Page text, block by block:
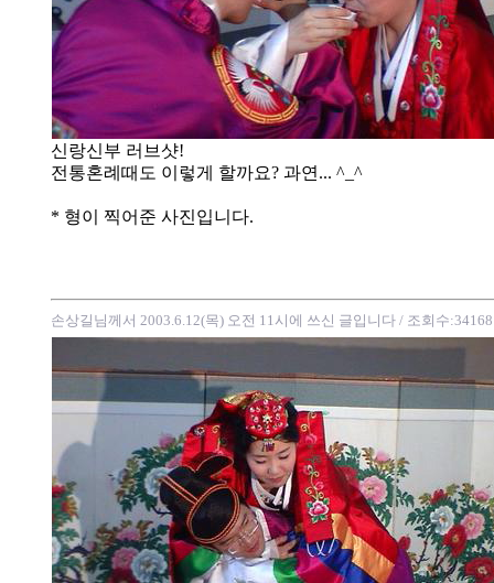
신랑신부 러브샷!
전통혼례때도 이렇게 할까요? 과연... ^_^
* 형이 찍어준 사진입니다.
손상길님께서 2003.6.12(목) 오전 11시에 쓰신 글입니다 / 조회수:34168